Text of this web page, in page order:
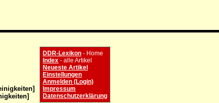
DDR-Lexikon - Home
Index - alle Artikel
Neueste Artikel
Einstellungen
Anmelden (Login)
Impressum
Datenschutzerklärung